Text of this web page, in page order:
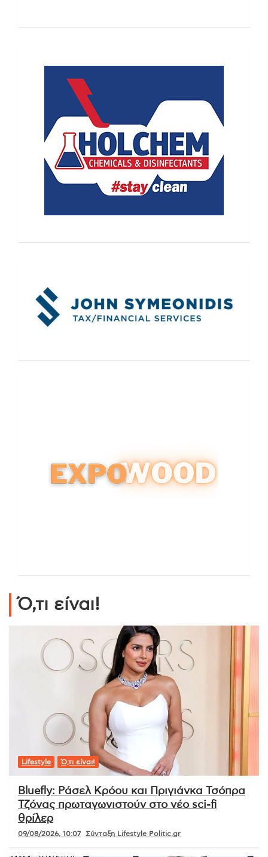
Ό,τι είναι!
Lifestyle Ό,τι είναι!
Bluefly: Ράσελ Κρόου και Πριγιάνκα Τσόπρα
Τζόνας πρωταγωνιστούν στο νέο sci-fi
θρίλερ
09/08/2026, 10:07 Σύνταξη Lifestyle Politic.gr